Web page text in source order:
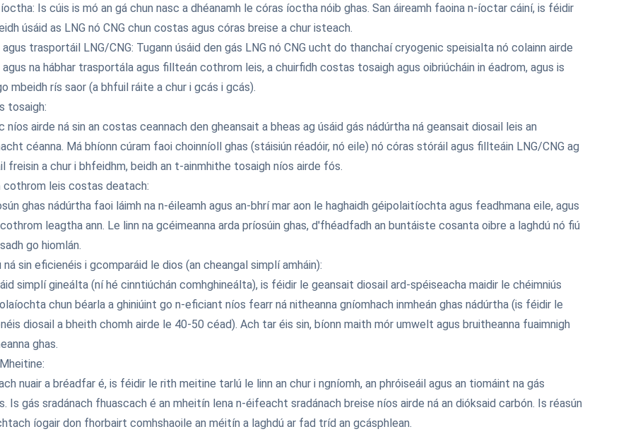
Is cúis is mó an gá chun nasc a dhéanamh le córas íoctha nóib ghas. San áireamh faoina n-íoctar cáiní, is féidir
úsáid as LNG nó CNG chun costas agus córas breise a chur isteach.
trasportáil LNG/CNG: Tugann úsáid den gás LNG nó CNG ucht do thanchaí cryogenic speisialta nó colainn airde
agus na hábhar trasportála agus fillteán cothrom leis, a chuirfidh costas tosaigh agus oibriúcháin in éadrom, agus is
mbeidh rís saor (a bhfuil ráite a chur i gcás i gcás).
tosaigh:
níos airde ná sin an costas ceannach den gheansait a bheas ag úsáid gás nádúrtha ná geansait diosail leis an
céanna. Má bhíonn cúram faoi choinníoll ghas (stáisiún réadóir, nó eile) nó córas stóráil agus fillteáin LNG/CNG ag
freisin a chur i bhfeidhm, beidh an t-ainmhithe tosaigh níos airde fós.
cothrom leis costas deatach:
ghas nádúrtha faoi láimh na n-éileamh agus an-bhrí mar aon le haghaidh géipolaitíochta agus feadhmana eile, agus
leagtha ann. Le linn na gcéimeanna arda príosúin ghas, d'fhéadfadh an buntáiste cosanta oibre a laghdú nó fiú
go hiomlán.
ná sin eficienéis i gcomparáid le dios (an cheangal simplí amháin):
simplí gineálta (ní hé cinntiúchán comhghineálta), is féidir le geansait diosail ard-spéiseacha maidir le chéimniús
chun béarla a ghiniúint go n-eficiant níos fearr ná nitheanna gníomhach inmheán ghas nádúrtha (is féidir le
diosail a bheith chomh airde le 40-50 céad). Ach tar éis sin, bíonn maith mór umwelt agus bruitheanna fuaimnigh
ghas.
nuair a bréadfar é, is féidir le rith meitine tarlú le linn an chur i ngníomh, an phróiseáil agus an tiomáint na gás
Is gás sradánach fhuascach é an mheitín lena n-éifeacht sradánach breise níos airde ná an dióksaid carbón. Is réasún
íogair don fhorbairt comhshaoile an méitín a laghdú ar fad tríd an gcásphlean.